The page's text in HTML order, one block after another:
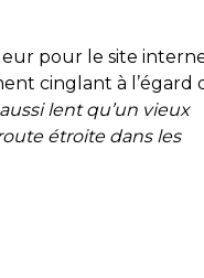
pour le site
cinglant à l’égard
aussi lent qu’un vieux
étroite dans les